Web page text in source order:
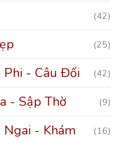
(42)
(25)
Phi - Câu Đối (42)
- Sập Thờ (9)
Ngai - Khám (16)